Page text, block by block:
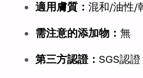
適用膚質： 混和/油性/
需注意的添加物： 無
第三方認證： SGS認